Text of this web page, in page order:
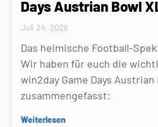
Days Austrian Bowl
Juli 24, 2026
Das heimische Football-
Wir haben für euch die
win2day Game Days Austrian
zusammengefasst:
Weiterlesen